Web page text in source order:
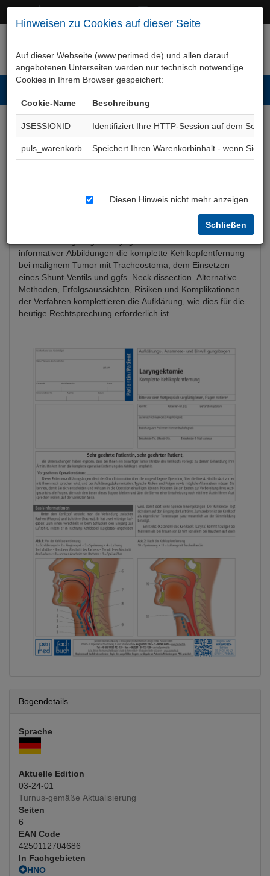
Hinweisen zu Cookies auf dieser Seite
Auf dieser Webseite (www.perimed.de) und allen darauf
angebotenen Unterseiten werden nur technisch notwendige
Cookies in Ihrem Browser gespeichert:
Cookie-Name
Beschreibung
JSESSIONID
Identifiziert Ihre HTTP-Session auf dem Server
puls_warenkorb
Speichert Ihren Warenkorbinhalt - wenn Sie
Diesen Hinweis nicht mehr anzeigen
Schließen
Laryngektomie
informativer Abbildungen die komplette Kehlkopfentfernung
bei malignem Tumor mit Tracheostoma, dem Einsetzen
eines Shunt-Ventils und ggfs. Neck dissection. Alternative
Methoden, Erfolgsaussichten, Risiken und Komplikationen
der Verfahren komplettieren die Aufklärung, wie dies für die
heutige Rechtsprechung erforderlich ist.
Bogendetails
Sprache
Aktuelle Edition
03-24-01
Turnus-gemäße Aktualisierung
Seiten
6
EAN Code
4250112704686
In Fachgebieten
HNO